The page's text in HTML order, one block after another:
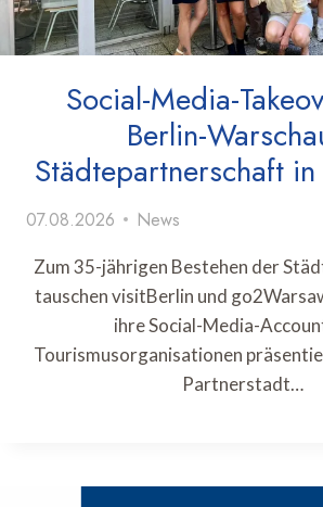
Social-Media-
Berlin-
Städtepartnerschaft in
07.08.2026 News
Zum 35-jährigen Bestehen der
tauschen visitBerlin und
ihre Social-Media-
Tourismusorganisationen
Partnerstadt…